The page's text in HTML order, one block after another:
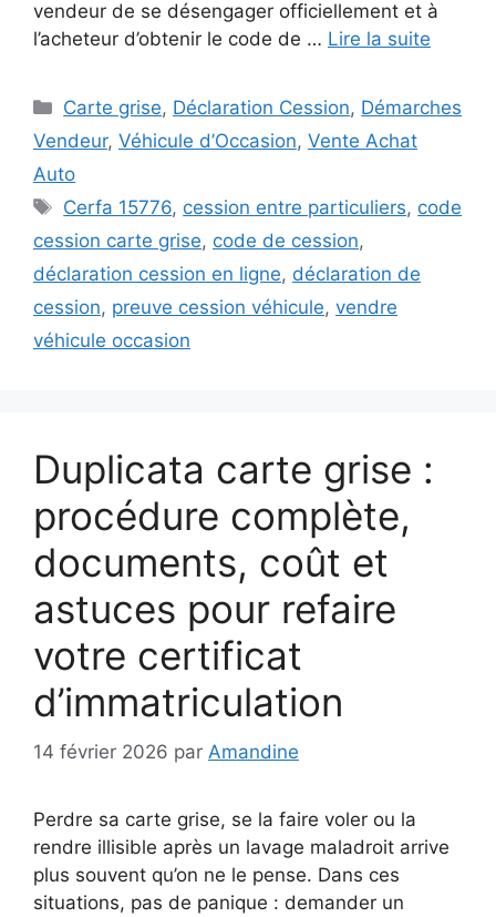
vendeur de se désengager officiellement et à
l’acheteur d’obtenir le code de … Lire la suite
Catégories
Carte grise, Déclaration Cession, Démarches
Vendeur, Véhicule d’Occasion, Vente Achat
Auto
Étiquettes
Cerfa 15776, cession entre particuliers, code
cession carte grise, code de cession,
déclaration cession en ligne, déclaration de
cession, preuve cession véhicule, vendre
véhicule occasion
Duplicata carte grise :
procédure complète,
documents, coût et
astuces pour refaire
votre certificat
d’immatriculation
14 février 2026 par Amandine
Perdre sa carte grise, se la faire voler ou la
rendre illisible après un lavage maladroit arrive
plus souvent qu’on ne le pense. Dans ces
situations, pas de panique : demander un